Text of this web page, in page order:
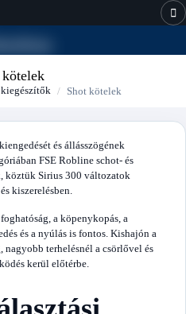
kötelek
Shot kötelek
és állásszögének
FSE Robline schot- és
köztük Sirius 300 változatok
kiszerelésben.
a köpenykopás, a
és a nyúlás is fontos. Kishajón a
nagyobb terhelésnél a csörlővel és
kerül előtérbe.